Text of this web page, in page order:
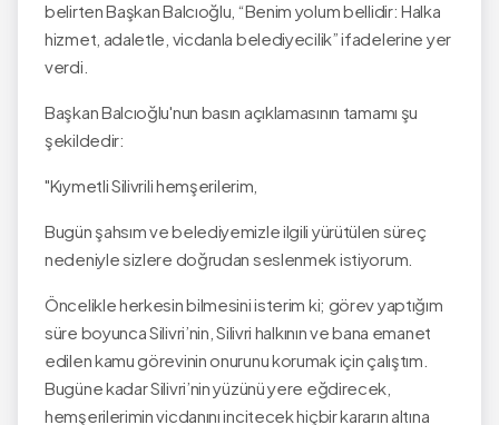
belirten Başkan Balcıoğlu, “Benim yolum bellidir: Halka
hizmet, adaletle, vicdanla belediyecilik” ifadelerine yer
verdi.
Başkan Balcıoğlu'nun basın açıklamasının tamamı şu
şekildedir:
"Kıymetli Silivrili hemşerilerim,
Bugün şahsım ve belediyemizle ilgili yürütülen süreç
nedeniyle sizlere doğrudan seslenmek istiyorum.
Öncelikle herkesin bilmesini isterim ki; görev yaptığım
süre boyunca Silivri’nin, Silivri halkının ve bana emanet
edilen kamu görevinin onurunu korumak için çalıştım.
Bugüne kadar Silivri’nin yüzünü yere eğdirecek,
hemşerilerimin vicdanını incitecek hiçbir kararın altına